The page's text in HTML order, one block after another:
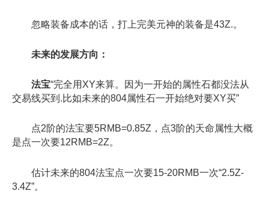
忽略装备成本的话，打上完美元神的装备是43Z.。
未来的发展方向：
法宝“完全用XY来算。因为一开始的属性石都没法从
交易线买到.比如未来的804属性石一开始绝对要XY买”
点2阶的法宝要5RMB=0.85Z，点3阶的天命属性大概
是点一次要12RMB=2Z。
估计未来的804法宝点一次要15-20RMB一次“2.5Z-
3.4Z”。